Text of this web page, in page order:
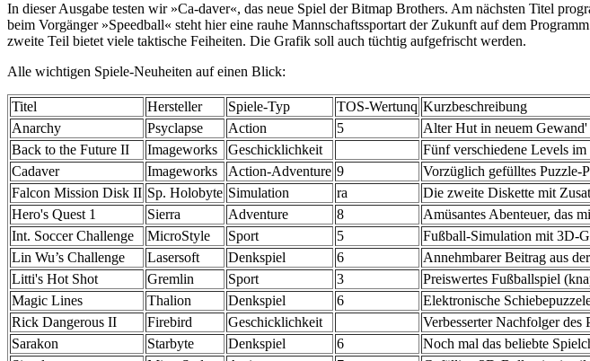
In dieser Ausgabe testen wir »Ca-daver«, das neue Spiel der Bitmap Brothers. Am nächsten Titel
beim Vorgänger »Speedball« steht hier eine rauhe Mannschaftssportart der Zukunft auf dem
zweite Teil bietet viele taktische Feiheiten. Die Grafik soll auch tüchtig aufgefrischt werden.
Alle wichtigen Spiele-Neuheiten auf einen Blick:
Titel Hersteller Spiele-Typ TOS-Wertunq Kurzbeschreibung
Anarchy
Psyclapse Action 5
Alter Hut in neuem
Back to the Future II
Imageworks Geschicklichkeit
Fünf verschiedene Levels
Cadaver
Imageworks Action-Adventure 9
Vorzüglich gefülltes Puzzle-
Falcon Mission Disk II Sp. Holobyte Simulation ra
Die zweite Diskette mit
Hero's Quest 1
Sierra Adventure 8
Amüsantes Abenteuer, das
Int. Soccer Challenge
MicroStyle Sport 5
Fußball-Simulation mit 3D-
Lin Wu’s Challenge
Lasersoft Denkspiel 6
Annehmbarer Beitrag aus
Litti's Hot Shot
Gremlin Sport 3
Preiswertes Fußballspiel
Magic Lines
Thalion Denkspiel 6
Elektronische
Rick Dangerous II
Firebird Geschicklichkeit
Verbesserter Nachfolger
Sarakon
Starbyte Denkspiel 6
Noch mal das beliebte